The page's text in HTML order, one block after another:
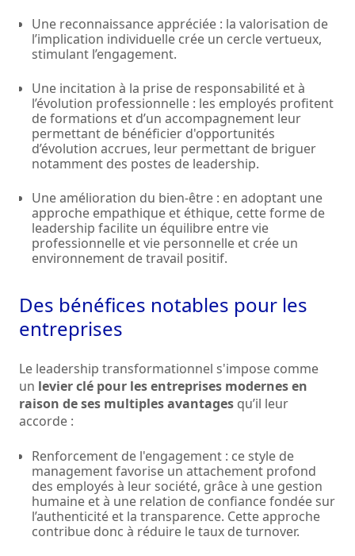
Une reconnaissance appréciée : la valorisation de
l’implication individuelle crée un cercle vertueux,
stimulant l’engagement.
Une incitation à la prise de responsabilité et à
l’évolution professionnelle : les employés profitent
de formations et d’un accompagnement leur
permettant de bénéficier d'opportunités
d’évolution accrues, leur permettant de briguer
notamment des postes de leadership.
Une amélioration du bien-être : en adoptant une
approche empathique et éthique, cette forme de
leadership facilite un équilibre entre vie
professionnelle et vie personnelle et crée un
environnement de travail positif.
Des bénéfices notables pour les
entreprises
Le leadership transformationnel s'impose comme
un levier clé pour les entreprises modernes en
raison de ses multiples avantages qu’il leur
accorde :
Renforcement de l'engagement : ce style de
management favorise un attachement profond
des employés à leur société, grâce à une gestion
humaine et à une relation de confiance fondée sur
l’authenticité et la transparence. Cette approche
contribue donc à réduire le taux de turnover.